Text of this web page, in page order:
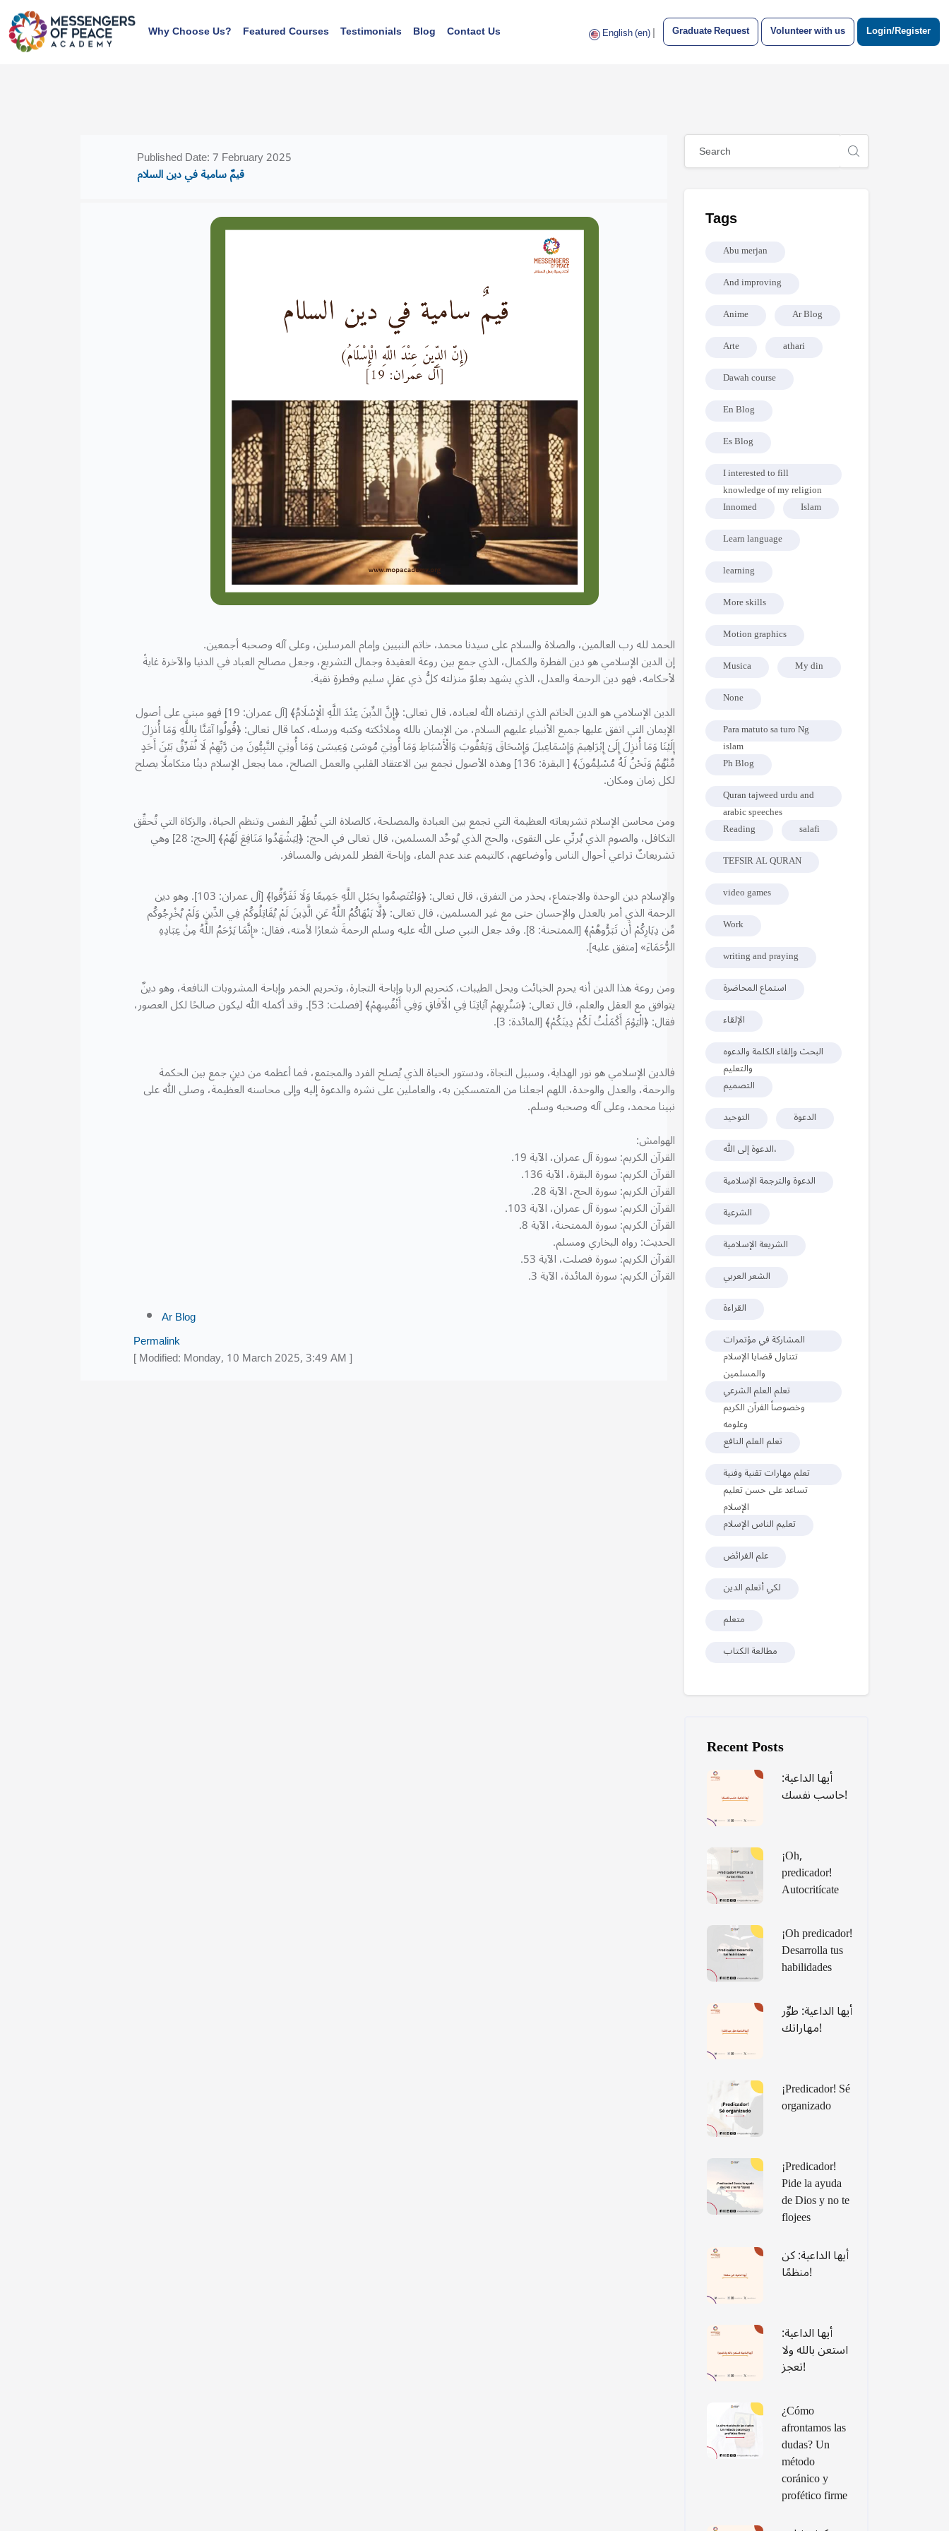
Skip to main content
Why Choose Us? Featured Courses Testimonials Blog Contact Us Graduate Request Volunteer with us Login/Register
English ‎(en)‎|
BlocksPublished Date: 7 February 2025
قيمٌ سامية في دين السلام
الحمد لله رب العالمين، والصلاة والسلام على سيدنا محمد، خاتم النبيين وإمام المرسلين، وعلى آله وصحبه أجمعين.
إن الدين الإسلامي هو دين الفطرة والكمال، الذي جمع بين روعة العقيدة وجمال التشريع، وجعل مصالح العباد في الدنيا والآخرة غايةً
لأحكامه، فهو دين الرحمة والعدل، الذي يشهد بعلوّ منزلته كلُّ ذي عقلٍ سليم وفطرةٍ نقية.
الدين الإسلامي هو الدين الخاتم الذي ارتضاه الله لعباده، قال تعالى: ﴿إِنَّ الدِّينَ عِنْدَ اللَّهِ الْإِسْلَامُ﴾ [آل عمران: 19] فهو مبني على أصول
الإيمان التي اتفق عليها جميع الأنبياء عليهم السلام، من الإيمان بالله وملائكته وكتبه ورسله، كما قال تعالى: ﴿قُولُوا آمَنَّا بِاللَّهِ وَمَا أُنزِلَ
إِلَيْنَا وَمَا أُنزِلَ إِلَىٰ إِبْرَاهِيمَ وَإِسْمَاعِيلَ وَإِسْحَاقَ وَيَعْقُوبَ وَالْأَسْبَاطِ وَمَا أُوتِيَ مُوسَىٰ وَعِيسَىٰ وَمَا أُوتِيَ النَّبِيُّونَ مِن رَّبِّهِمْ لَا نُفَرِّقُ بَيْنَ أَحَدٍ
مِّنْهُمْ وَنَحْنُ لَهُ مُسْلِمُونَ﴾ [ البقرة: 136] وهذه الأصول تجمع بين الاعتقاد القلبي والعمل الصالح، مما يجعل الإسلام دينًا متكاملًا يصلح
لكل زمان ومكان.
ومن محاسن الإسلام تشريعاته العظيمة التي تجمع بين العبادة والمصلحة، كالصلاة التي تُطهِّر النفس وتنظم الحياة، والزكاة التي تُحقِّق
التكافل، والصوم الذي يُربِّي على التقوى، والحج الذي يُوحِّد المسلمين، قال تعالى في الحج: ﴿لِيَشْهَدُوا مَنَافِعَ لَهُمْ﴾ [الحج: 28] وهي
تشريعاتٌ تراعي أحوال الناس وأوضاعهم، كالتيمم عند عدم الماء، وإباحة الفطر للمريض والمسافر.
والإسلام دين الوحدة والاجتماع، يحذر من التفرق، قال تعالى: ﴿وَاعْتَصِمُوا بِحَبْلِ اللَّهِ جَمِيعًا وَلَا تَفَرَّقُوا﴾ [آل عمران: 103]. وهو دين
الرحمة الذي أمر بالعدل والإحسان حتى مع غير المسلمين، قال تعالى: ﴿لَّا يَنْهَاكُمُ اللَّهُ عَنِ الَّذِينَ لَمْ يُقَاتِلُوكُمْ فِي الدِّينِ وَلَمْ يُخْرِجُوكُم
مِّن دِيَارِكُمْ أَن تَبَرُّوهُمْ﴾ [الممتحنة: 8]. وقد جعل النبي صلى الله عليه وسلم الرحمةَ شعارًا لأمته، فقال: «إِنَّمَا يَرْحَمُ اللَّهُ مِنْ عِبَادِهِ
الرُّحَمَاءَ» [متفق عليه].
ومن روعة هذا الدين أنه يحرم الخبائث ويحل الطيبات، كتحريم الربا وإباحة التجارة، وتحريم الخمر وإباحة المشروبات النافعة، وهو دينٌ
يتوافق مع العقل والعلم، قال تعالى: ﴿سَنُرِيهِمْ آيَاتِنَا فِي الْآفَاقِ وَفِي أَنْفُسِهِمْ﴾ [فصلت: 53]. وقد أكمله الله ليكون صالحًا لكل العصور،
فقال: ﴿الْيَوْمَ أَكْمَلْتُ لَكُمْ دِينَكُمْ﴾ [المائدة: 3].
فالدين الإسلامي هو نور الهداية، وسبيل النجاة، ودستور الحياة الذي يُصلح الفرد والمجتمع، فما أعظمه من دينٍ جمع بين الحكمة
والرحمة، والعدل والوحدة، اللهم اجعلنا من المتمسكين به، والعاملين على نشره والدعوة إليه وإلى محاسنه العظيمة، وصلى الله على
نبينا محمد، وعلى آله وصحبه وسلم.
الهوامش:
القرآن الكريم: سورة آل عمران، الآية 19.
القرآن الكريم: سورة البقرة، الآية 136.
القرآن الكريم: سورة الحج، الآية 28.
القرآن الكريم: سورة آل عمران، الآية 103.
القرآن الكريم: سورة الممتحنة، الآية 8.
الحديث: رواه البخاري ومسلم.
القرآن الكريم: سورة فصلت، الآية 53.
القرآن الكريم: سورة المائدة، الآية 3.
Ar Blog
Permalink
[ Modified: Monday, 10 March 2025, 3:49 AM ]
Blocks
Skip [Cocoon] Global search (sidebar)
Tags
Abu merjan
And improving
Anime
Ar Blog
Arte
athari
Dawah course
En Blog
Es Blog
I interested to fill
knowledge of my religion
Innomed
Islam
Learn language
learning
More skills
Motion graphics
Musica
My din
None
Para matuto sa turo Ng
islam
Ph Blog
Quran tajweed urdu and
arabic speeches
Reading
salafi
TEFSIR AL QURAN
video games
Work
writing and praying
استماع المحاضرة
الإلقاء
البحث وإلقاء الكلمة والدعوه
والتعليم
التصميم
التوحيد
الدعوة
الدعوة إلى الله،
الدعوة والترجمة الإسلامية
الشرعية
الشريعة الإسلامية
الشعر العربي
القراءة
المشاركة في مؤتمرات
تتناول قضايا الإسلام
والمسلمين
تعلم العلم الشرعي
وخصوصاً القرآن الكريم
وعلومه
تعلم العلم النافع
تعلم مهارات تقنية وفنية
تساعد على حسن تعليم
الإسلام
تعليم الناس الإسلام
علم الفرائض
لكي أتعلم الدين
متعلم
مطالعة الكتاب
Recent Posts
أيها الداعية:
حاسب نفسك!
¡Oh,
predicador!
Autocritícate
¡Oh predicador!
Desarrolla tus
habilidades
أيها الداعية: طوِّر
مهاراتك!
¡Predicador! Sé
organizado
¡Predicador!
Pide la ayuda
de Dios y no te
flojees
أيها الداعية: كن
منظمًا!
أيها الداعية:
استعن بالله ولا
تعجز!
¿Cómo
afrontamos las
dudas? Un
método
coránico y
profético firme